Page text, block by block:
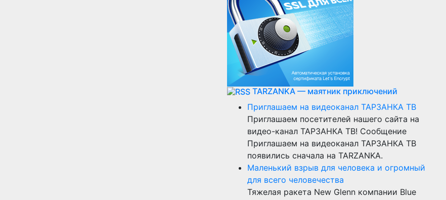
TARZANKA — маятник приключений
Приглашаем на видеоканал ТАРЗАНКА ТВ
Приглашаем посетителей нашего сайта на
видео-канал ТАРЗАНКА ТВ! Сообщение
Приглашаем на видеоканал ТАРЗАНКА ТВ
появились сначала на TARZANKA.
Маленький взрыв для человека и огромный
для всего человечества
Тяжелая ракета New Glenn компании Blue